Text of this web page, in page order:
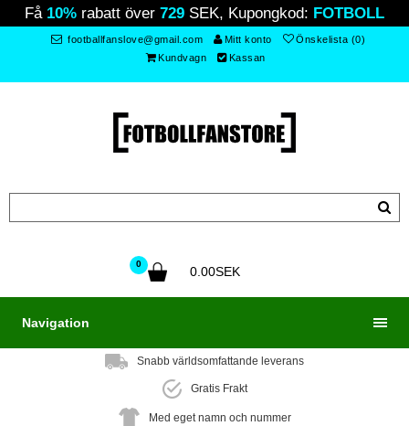
Få 10% rabatt över 729 SEK, Kupongkod: FOTBOLL
footballfanslove@gmail.com Mitt konto
Önskelista (0)
Kundvagn
Kassan
0
0.00SEK
Navigation
Snabb världsomfattande leverans
Gratis Frakt
Med eget namn och nummer